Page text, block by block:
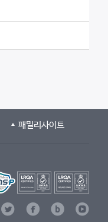
패밀리사이트